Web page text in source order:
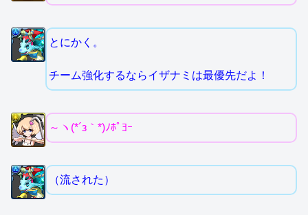
とにかく。
チーム強化するならイザナミは最優先だよ！
～ヽ(*´з｀*)ﾉﾎﾟﾖｰ
（流された）